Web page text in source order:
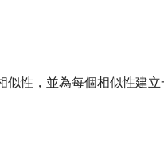
性，並為每個相似性建